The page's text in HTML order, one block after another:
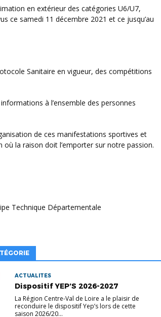
ce samedi 11 décembre 2021 et ce jusqu’au
la raison doit l’emporter sur notre passion.
Technique Départementale
ACTUALITES
Dispositif YEP’S 2026-2027
La Région Centre-Val de Loire a le plaisir de
reconduire le dispositif Yep’s lors de cette
saison 2026/20...